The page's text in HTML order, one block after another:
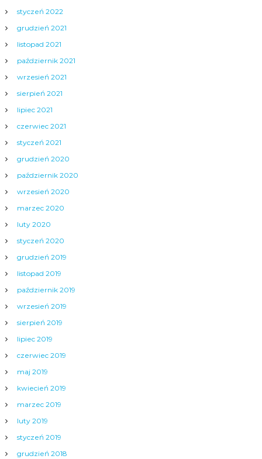
styczeń 2022
grudzień 2021
listopad 2021
październik 2021
wrzesień 2021
sierpień 2021
lipiec 2021
czerwiec 2021
styczeń 2021
grudzień 2020
październik 2020
wrzesień 2020
marzec 2020
luty 2020
styczeń 2020
grudzień 2019
listopad 2019
październik 2019
wrzesień 2019
sierpień 2019
lipiec 2019
czerwiec 2019
maj 2019
kwiecień 2019
marzec 2019
luty 2019
styczeń 2019
grudzień 2018